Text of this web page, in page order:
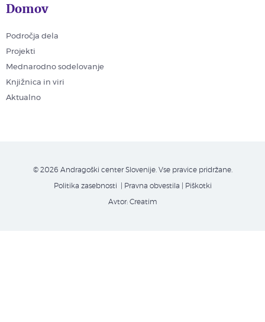
Domov
Področja dela
Projekti
Mednarodno sodelovanje
Knjižnica in viri
Aktualno
© 2026 Andragoški center Slovenije. Vse pravice pridržane.
Politika zasebnosti | Pravna obvestila Piškotki
Avtor: Creatim